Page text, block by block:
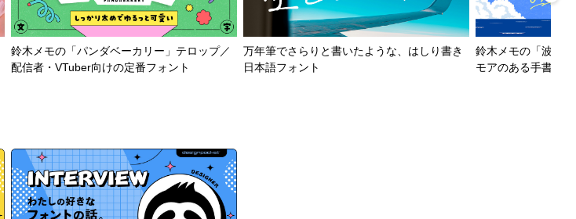
鈴木メモの「パンダベーカリー」テロップ／
配信者・VTuber向けの定番フォント
万年筆でさらりと書いたような、はしり書き
日本語フォント
鈴木メモの「波と
モアのある手書き